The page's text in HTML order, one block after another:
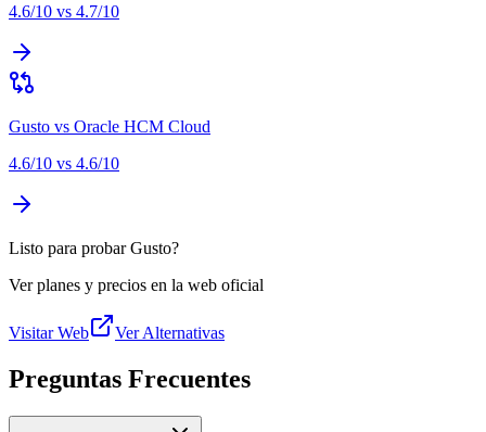
4.6/10 vs 4.7/10
Gusto vs Oracle HCM Cloud
4.6/10 vs 4.6/10
Listo para probar Gusto?
Ver planes y precios en la web oficial
Visitar Web Ver Alternativas
Preguntas Frecuentes